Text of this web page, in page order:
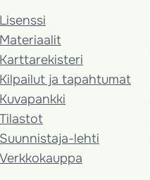
Lisenssi
Materiaalit
Karttarekisteri
Kilpailut ja tapahtumat
Kuvapankki
Tilastot
Suunnistaja-lehti
Verkkokauppa